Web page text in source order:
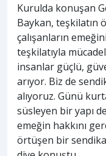
Kurulda konuşan
Baykan, teşkilatın
çalışanların
teşkilatıyla
insanlar güçlü,
arıyor. Biz de
alıyoruz. Günü
süsleyen bir yapı
emeğin hakkını
örtüşen bir